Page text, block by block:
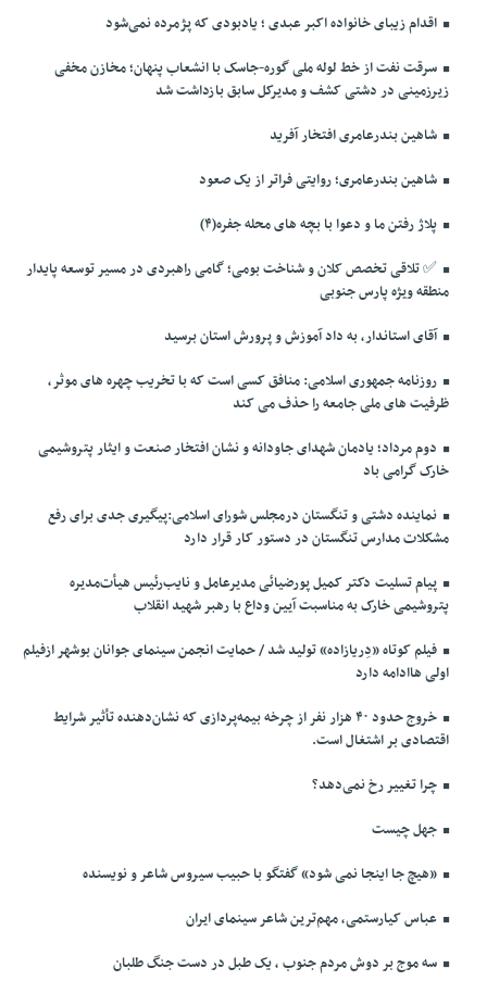
اقدام زیبای خانواده اکبر عبدی ؛ یادبودی که پژمرده نمی‌شود
سرقت نفت از خط لوله ملی گوره-جاسک با انشعاب پنهان؛ مخازن مخفی
زیرزمینی در دشتی کشف و مدیرکل سابق بازداشت شد
شاهین بندرعامری افتخار آفرید
شاهین بندرعامری؛ روایتی فراتر از یک صعود
پلاژ رفتن ما و دعوا با بچه های محله جفره(۴)
✅️ تلاقی تخصص کلان و شناخت بومی؛ گامی راهبردی در مسیر توسعه پایدار
منطقه ویژه پارس جنوبی
آقای استاندار، به داد آموزش و پرورش استان برسید
روزنامه جمهوری اسلامی: منافق کسی است که با تخریب چهره های موثر،
ظرفیت های ملی جامعه را حذف می کند
دوم مرداد؛ یادمان شهدای جاودانه و نشان افتخار صنعت و ایثار پتروشیمی
خارک گرامی باد
نماینده دشتی و تنگستان درمجلس شورای اسلامی:پیگیری جدی برای رفع
مشکلات مدارس تنگستان در دستور کار قرار دارد
پیام تسلیت دکتر کمیل پورضیائی مدیرعامل و نایب‌رئیس هیأت‌مدیره
پتروشیمی خارک به مناسبت آیین وداع با رهبر شهید انقلاب
فیلم کوتاه «دِریازاده» تولید شد / حمایت انجمن سینمای جوانان بوشهر ازفیلم
اولی هاادامه دارد
خروج حدود ۴۰ هزار نفر از چرخه بیمه‌پردازی که نشان‌دهنده تأثیر شرایط
اقتصادی بر اشتغال است.
چرا تغییر رخ نمی‌دهد؟
جهل چیست
«هیچ جا اینجا نمی شود» گفتگو با حبیب سیروس شاعر و نویسنده
عباس کیارستمی، مهم‌ترین شاعر سینمای ایران
سه موج بر دوش مردم جنوب ، یک طبل در دست جنگ طلبان